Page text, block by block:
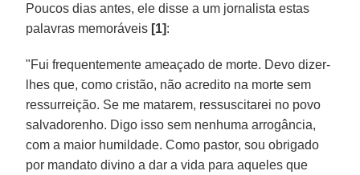
Poucos dias antes, ele disse a um jornalista estas
palavras memoráveis [1]:
"Fui frequentemente ameaçado de morte. Devo dizer-
lhes que, como cristão, não acredito na morte sem
ressurreição. Se me matarem, ressuscitarei no povo
salvadorenho. Digo isso sem nenhuma arrogância,
com a maior humildade. Como pastor, sou obrigado
por mandato divino a dar a vida para aqueles que